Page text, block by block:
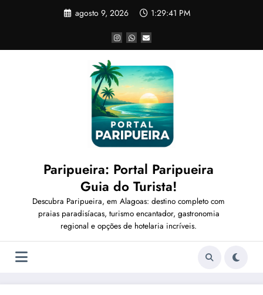
agosto 9, 2026 1:29:42 PM
Paripueira: Portal Paripueira
Guia do Turista!
Descubra Paripueira, em Alagoas: destino completo com
praias paradisíacas, turismo encantador, gastronomia
regional e opções de hotelaria incríveis.